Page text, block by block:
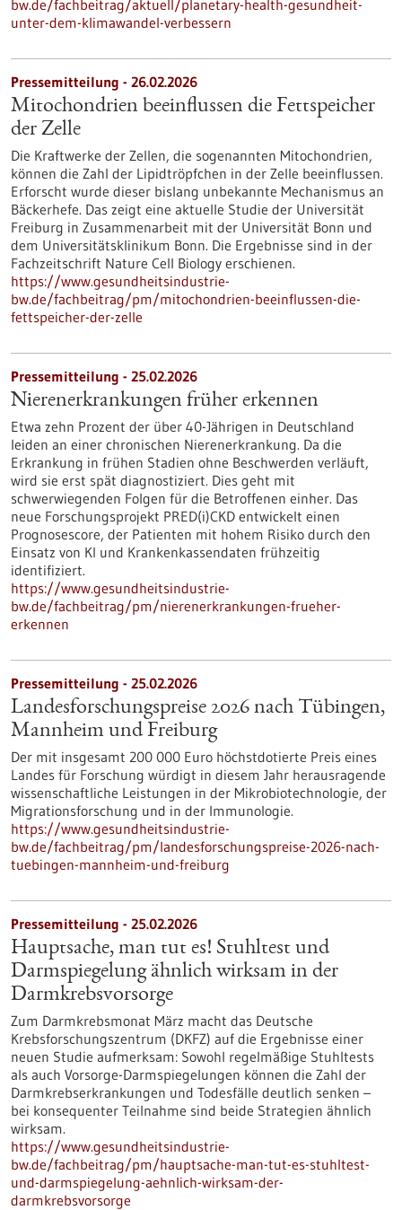
bw.de/fachbeitrag/aktuell/planetary-health-gesundheit-
unter-dem-klimawandel-verbessern
Pressemitteilung - 26.02.2026
Mitochondrien beeinflussen die Fettspeicher
der Zelle
Die Kraftwerke der Zellen, die sogenannten Mitochondrien,
können die Zahl der Lipidtröpfchen in der Zelle beeinflussen.
Erforscht wurde dieser bislang unbekannte Mechanismus an
Bäckerhefe. Das zeigt eine aktuelle Studie der Universität
Freiburg in Zusammenarbeit mit der Universität Bonn und
dem Universitätsklinikum Bonn. Die Ergebnisse sind in der
Fachzeitschrift Nature Cell Biology erschienen.
https://www.gesundheitsindustrie-
bw.de/fachbeitrag/pm/mitochondrien-beeinflussen-die-
fettspeicher-der-zelle
Pressemitteilung - 25.02.2026
Nierenerkrankungen früher erkennen
Etwa zehn Prozent der über 40-Jährigen in Deutschland
leiden an einer chronischen Nierenerkrankung. Da die
Erkrankung in frühen Stadien ohne Beschwerden verläuft,
wird sie erst spät diagnostiziert. Dies geht mit
schwerwiegenden Folgen für die Betroffenen einher. Das
neue Forschungsprojekt PRED(i)CKD entwickelt einen
Prognosescore, der Patienten mit hohem Risiko durch den
Einsatz von KI und Krankenkassendaten frühzeitig
identifiziert.
https://www.gesundheitsindustrie-
bw.de/fachbeitrag/pm/nierenerkrankungen-frueher-
erkennen
Pressemitteilung - 25.02.2026
Landesforschungspreise 2026 nach Tübingen,
Mannheim und Freiburg
Der mit insgesamt 200 000 Euro höchstdotierte Preis eines
Landes für Forschung würdigt in diesem Jahr herausragende
wissenschaftliche Leistungen in der Mikrobiotechnologie, der
Migrationsforschung und in der Immunologie.
https://www.gesundheitsindustrie-
bw.de/fachbeitrag/pm/landesforschungspreise-2026-nach-
tuebingen-mannheim-und-freiburg
Pressemitteilung - 25.02.2026
Hauptsache, man tut es! Stuhltest und
Darmspiegelung ähnlich wirksam in der
Darmkrebsvorsorge
Zum Darmkrebsmonat März macht das Deutsche
Krebsforschungszentrum (DKFZ) auf die Ergebnisse einer
neuen Studie aufmerksam: Sowohl regelmäßige Stuhltests
als auch Vorsorge-Darmspiegelungen können die Zahl der
Darmkrebserkrankungen und Todesfälle deutlich senken –
bei konsequenter Teilnahme sind beide Strategien ähnlich
wirksam.
https://www.gesundheitsindustrie-
bw.de/fachbeitrag/pm/hauptsache-man-tut-es-stuhltest-
und-darmspiegelung-aehnlich-wirksam-der-
darmkrebsvorsorge